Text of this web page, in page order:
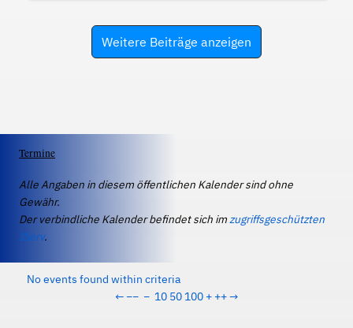
Weitere Beiträge anzeigen
Termine
Alle Angaben in diesem öffentlichen Kalender sind ohne
Gewähr.
Der verbindliche Kalender befindet sich imzugriffsgeschützten
IServ.
No events found within criteria
← −− − 10 50 100 + ++→